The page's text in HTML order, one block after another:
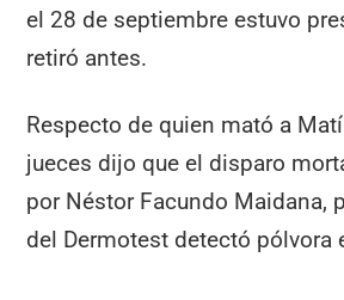
el 28 de septiembre estuvo
retiró antes.
Respecto de quien mató a
jueces dijo que el disparo
por Néstor Facundo Maidana,
del Dermotest detectó pólvora